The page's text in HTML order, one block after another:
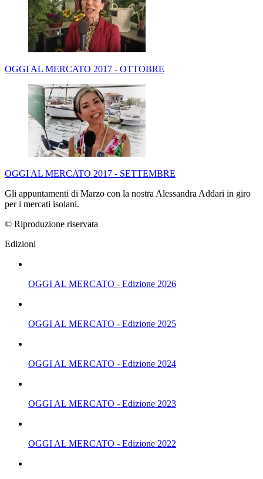
OGGI AL MERCATO 2017 - OTTOBRE
OGGI AL MERCATO 2017 - SETTEMBRE
Gli appuntamenti di Marzo con la nostra Alessandra Addari in giro
per i mercati isolani.
© Riproduzione riservata
Edizioni
OGGI AL MERCATO - Edizione 2026
OGGI AL MERCATO - Edizione 2025
OGGI AL MERCATO - Edizione 2024
OGGI AL MERCATO - Edizione 2023
OGGI AL MERCATO - Edizione 2022